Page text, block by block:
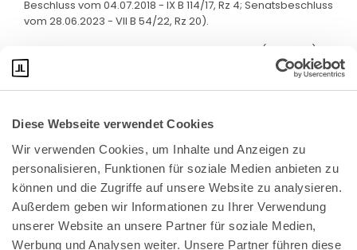
Diese Webseite verwendet Cookies
Wir verwenden Cookies, um Inhalte und Anzeigen zu
personalisieren, Funktionen für soziale Medien anbieten zu
können und die Zugriffe auf unsere Website zu analysieren.
Außerdem geben wir Informationen zu Ihrer Verwendung
unserer Website an unsere Partner für soziale Medien,
Werbung und Analysen weiter. Unsere Partner führen diese
Beschluss vom 04.07.2018 - IX B 114/17, Rz 4; Senatsbeschluss
vom 28.06.2023 - VII B 54/22, Rz 20).
Eine solche Rechtsfrage liegt jedoch nicht vor (s. unter 1.).
Bundeskanzlerplatz 2